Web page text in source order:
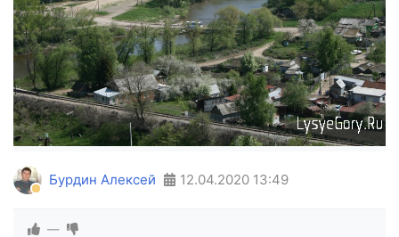
Бурдин Алексей 12.04.2020 13:49
—